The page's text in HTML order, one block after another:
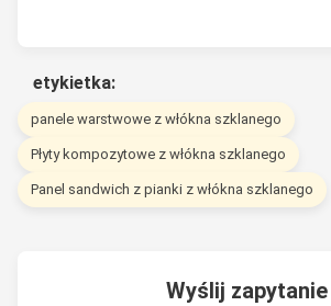
etykietka:
panele warstwowe z włókna szklanego
Płyty kompozytowe z włókna szklanego
Panel sandwich z pianki z włókna szklanego
Wyślij zapytanie